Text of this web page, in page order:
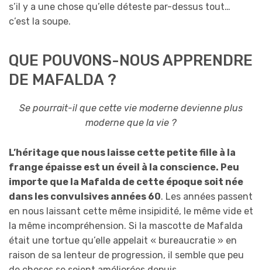
s’il y a une chose qu’elle déteste par-dessus tout…
c’est la soupe.
QUE POUVONS-NOUS APPRENDRE
DE MAFALDA ?
Se pourrait-il que cette vie moderne devienne plus
moderne que la vie ?
L’héritage que nous laisse cette petite fille à la
frange épaisse est un éveil à la conscience. Peu
importe que la Mafalda de cette époque soit née
dans les convulsives années 60. Les années passent
en nous laissant cette même insipidité, le même vide et
la même incompréhension. Si la mascotte de Mafalda
était une tortue qu’elle appelait « bureaucratie » en
raison de sa lenteur de progression, il semble que peu